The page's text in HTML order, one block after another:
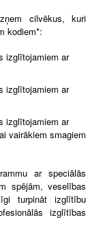
cilvēkus, kuri
kodiem*:
izglītojamiem ar
izglītojamiem ar
izglītojamiem ar
vairākiem smagiem
ar speciālās
spējām, veselības
turpināt izglītību
izglītības